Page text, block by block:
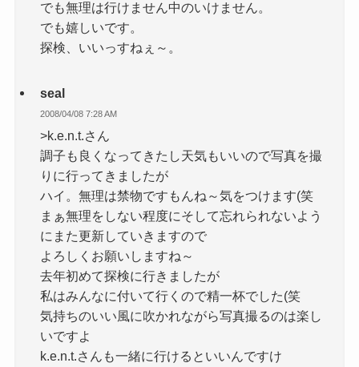
でも無理は行けません中のいけません。
でも嬉しいです。
探検、いいっすねぇ～。
seal
2008/04/08 7:28 AM
>k.e.n.t.さん
調子も良くなってきたし天気もいいので写真を撮
りに行ってきましたが
ハイ。無理は禁物ですもんね～気をつけます(笑
まぁ無理をしない程度にそして忘れられないよう
にまた更新していきますので
よろしくお願いしますね～
去年初めて探検に行きましたが
私はみんなに付いて行くので精一杯でした(笑
気持ちのいい風に吹かれながら写真撮るのは楽し
いですよ
k.e.n.t.さんも一緒に行けるといいんですけ